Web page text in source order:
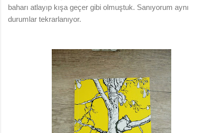
baharı atlayıp kışa geçer gibi olmuştuk. Sanıyorum aynı
durumlar tekrarlanıyor.